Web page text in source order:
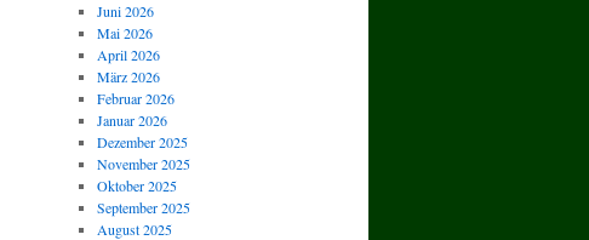
Juni 2026
Mai 2026
April 2026
März 2026
Februar 2026
Januar 2026
Dezember 2025
November 2025
Oktober 2025
September 2025
August 2025